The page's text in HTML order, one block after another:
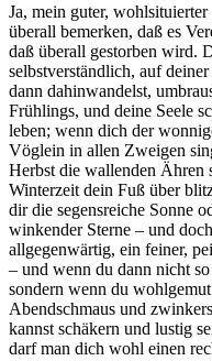
Ja, mein guter,
überall bemerken, daß es
daß überall gestorben wird.
selbstverständlich, auf
dann dahinwandelst,
Frühlings, und deine Seele
leben; wenn dich der
Vöglein in allen Zweigen
Herbst die wallenden Ähren
Winterzeit dein Fuß über
dir die segensreiche Sonne
winkender Sterne – und
allgegenwärtig, ein feiner,
– und wenn du dann nicht
sondern wenn du
Abendschmaus und
kannst schäkern und lustig
darf man dich wohl einen